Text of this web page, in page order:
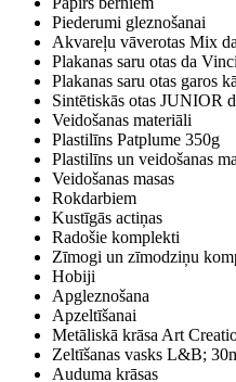
Piederumi gleznošanai
Akvareļu vāverotas Mix
Plakanas saru otas da
Plakanas saru otas garos
Sintētiskās otas JUNIOR
Veidošanas materiāli
Plastilīns Patplume 350g
Plastilīns un veidošanas
Veidošanas masas
Rokdarbiem
Kustīgās actiņas
Radošie komplekti
Zīmogi un zīmodziņu
Hobiji
Apgleznošana
Apzeltīšanai
Metāliskā krāsa Art
Zeltīšanas vasks L&B;
Auduma krāsas